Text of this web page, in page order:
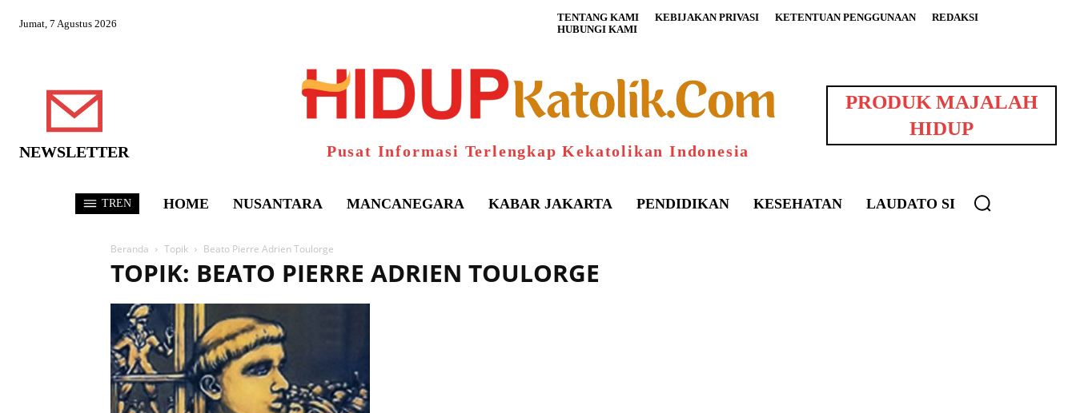
Jumat, 7 Agustus 2026 TENTANG KAMI KEBIJAKAN PRIVASI KETENTUAN PENGGUNAAN
REDAKSI
HUBUNGI KAMI
NEWSLETTER Pusat Informasi Terlengkap Kekatolikan Indonesia
PRODUK MAJALAH
HIDUP
TREN HOME NUSANTARA MANCANEGARA KABAR JAKARTA PENDIDIKAN KESEHATAN LAUDATO SI
Beranda Topik Beato Pierre Adrien Toulorge
TOPIK: BEATO PIERRE ADRIEN TOULORGE